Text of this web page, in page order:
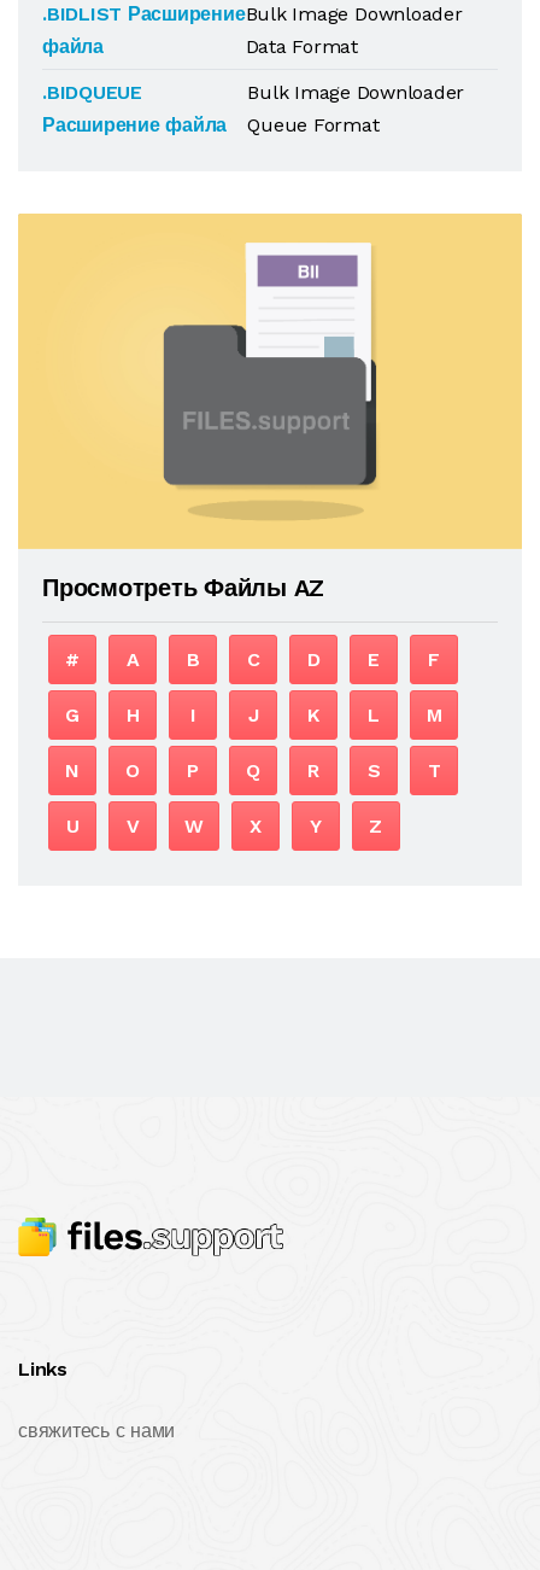
.BIDLIST Расширение
файла
Bulk Image Downloader
Data Format
.BIDQUEUE
Расширение файла
Bulk Image Downloader
Queue Format
Просмотреть Файлы AZ
# A B C D E F
G H I J K L M
N O P Q R S T
U V W X Y Z
Links
свяжитесь с нами